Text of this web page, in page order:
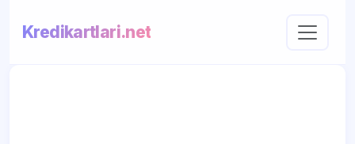
Kredikartlari.net